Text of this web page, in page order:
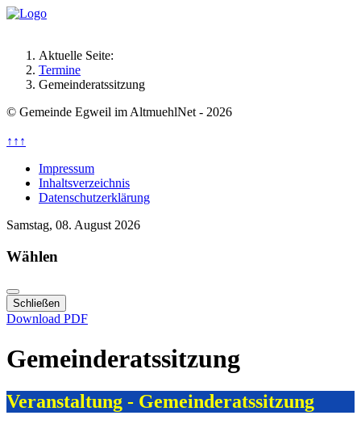
Aktuelle Seite:
Termine
Gemeinderatssitzung
© Gemeinde Egweil im AltmuehlNet - 2026
↑↑↑
Impressum
Inhaltsverzeichnis
Datenschutzerklärung
Samstag, 08. August 2026
Wählen
Schließen
Download PDF
Gemeinderatssitzung
Veranstaltung - Gemeinderatssitzung